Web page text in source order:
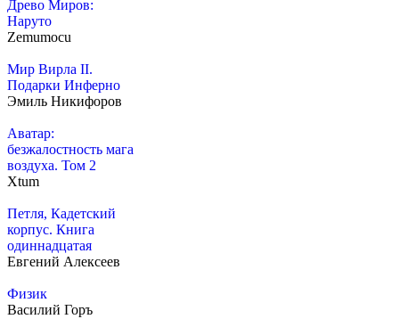
Древо Миров:
Наруто
Zemumocu
Мир Вирла II.
Подарки Инферно
Эмиль Никифоров
Аватар:
безжалостность мага
воздуха. Том 2
Xtum
Петля, Кадетский
корпус. Книга
одиннадцатая
Евгений Алексеев
Физик
Василий Горъ